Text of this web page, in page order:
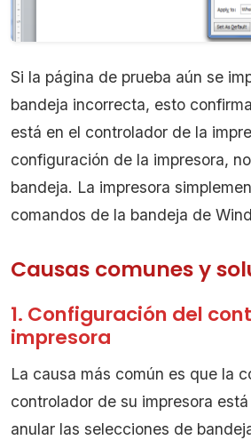
Si la página de prueba aún se
bandeja incorrecta, esto
está en el controlador de la
configuración de la impresora,
bandeja. La impresora
comandos de la bandeja de
Causas comunes y
1. Configuración del
impresora
La causa más común es que la
controlador de su impresora
anular las selecciones de